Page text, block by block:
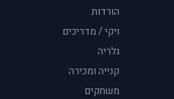
הורדות
ויקי / מדריכים
גלריה
קנייה ומכירה
משחקים